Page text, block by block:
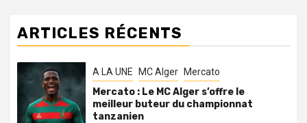
ARTICLES RÉCENTS
A LA UNE MC Alger Mercato
Mercato : Le MC Alger s’offre le
meilleur buteur du championnat
tanzanien